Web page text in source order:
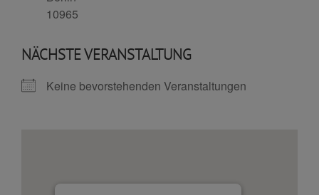
10965
NÄCHSTE VERANSTALTUNG
Keine bevorstehenden Veranstaltungen